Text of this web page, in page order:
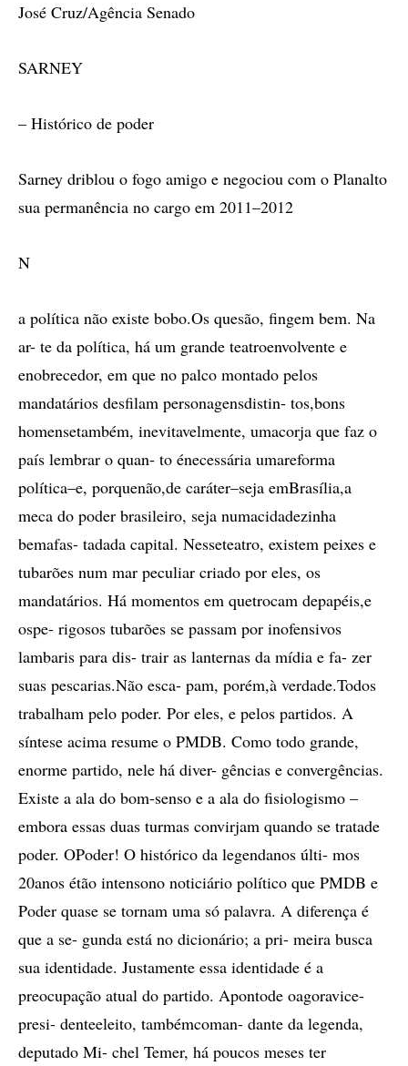
José Cruz/Agência Senado
SARNEY
– Histórico de poder
Sarney driblou o fogo amigo e negociou com o Planalto
sua permanência no cargo em 2011–2012
N
a política não existe bobo.Os quesão, fingem bem. Na
ar- te da política, há um grande teatroenvolvente e
enobrecedor, em que no palco montado pelos
mandatários desfilam personagensdistin- tos,bons
homensetambém, inevitavelmente, umacorja que faz o
país lembrar o quan- to énecessária umareforma
política–e, porquenão,de caráter–seja emBrasília,a
meca do poder brasileiro, seja numacidadezinha
bemafas- tadada capital. Nesseteatro, existem peixes e
tubarões num mar peculiar criado por eles, os
mandatários. Há momentos em quetrocam depapéis,e
ospe- rigosos tubarões se passam por inofensivos
lambaris para dis- trair as lanternas da mídia e fa- zer
suas pescarias.Não esca- pam, porém,à verdade.Todos
trabalham pelo poder. Por eles, e pelos partidos. A
síntese acima resume o PMDB. Como todo grande,
enorme partido, nele há diver- gências e convergências.
Existe a ala do bom-senso e a ala do fisiologismo –
embora essas duas turmas convirjam quando se tratade
poder. OPoder! O histórico da legendanos últi- mos
20anos étão intensono noticiário político que PMDB e
Poder quase se tornam uma só palavra. A diferença é
que a se- gunda está no dicionário; a pri- meira busca
sua identidade. Justamente essa identidade é a
preocupação atual do partido. Apontode oagoravice-
presi- denteeleito, tambémcoman- dante da legenda,
deputado Mi- chel Temer, há poucos meses ter